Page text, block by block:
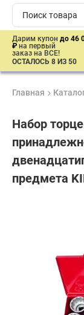
Дарим купон до 46
₽ на первый
заказ на ВСЕ!
ОСТАЛОСЬ 8 ИЗ 50
Главная
Набор
предмета